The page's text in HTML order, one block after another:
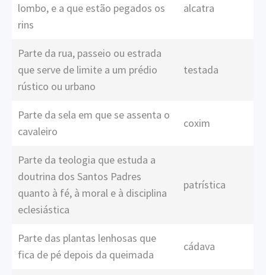
lombo, e a que estão pegados os
rins
alcatra
Parte da rua, passeio ou estrada
que serve de limite a um prédio
rústico ou urbano
testada
Parte da sela em que se assenta o
cavaleiro
coxim
Parte da teologia que estuda a
doutrina dos Santos Padres
quanto à fé, à moral e à disciplina
eclesiástica
patrística
Parte das plantas lenhosas que
fica de pé depois da queimada
cádava